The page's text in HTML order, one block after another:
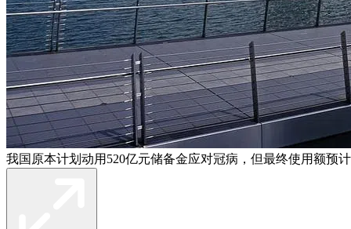
我国原本计划动用520亿元储备金应对冠病，但最终使用额预